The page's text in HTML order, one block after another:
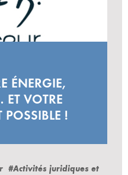
ÉNERGIE,
ET VOTRE
POSSIBLE !
#Activités juridiques et